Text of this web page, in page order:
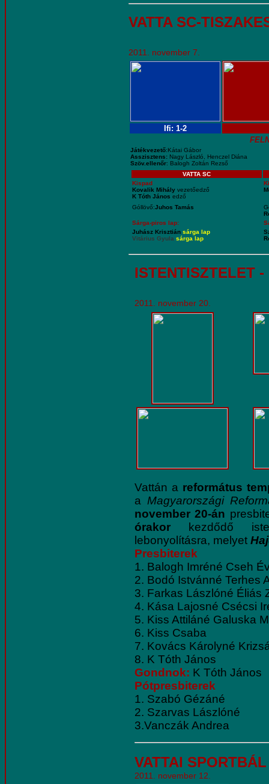
VATTA SC-
2011. november 7.
Ifi: 1-2
Játékvezető:Kátai Gábor
Asszisztens: Nagy László, Henczel Diána
Szöv.ellenőr: Balogh Zoltán Rezső
VATTA SC
Kispad
Kovalik Mihály vezetőedző
K Tóth János edző
Góllövő:Juhos Tamás
Sárga-piros lap:
Juhász Krisztián sárga lap
Vitárius Gyula sárga lap
ISTENTISZTELET
2011. november 20.
Vattán a református
a Magyarországi
november 20-án
órakor kezdődő
lebonyolításra, melyet
Presbiterek
1. Balogh Imréné Cseh
2. Bodó Istvánné Terhes
3. Farkas Lászlóné Éliás
4. Kása Lajosné Csécsi
5. Kiss Attiláné Galuska
6. Kiss Csaba
7. Kovács Károlyné
8. K Tóth János
Gondnok: K Tóth János
Pótpresbiterek
1. Szabó Gézáné
2. Szarvas Lászlóné
3.Vanczák Andrea
VATTAI SPORTBÁL
2011. november 12.